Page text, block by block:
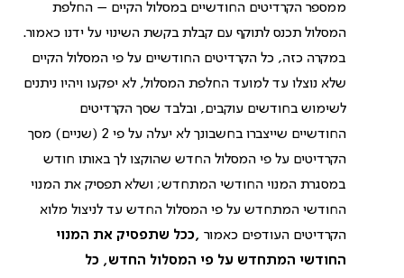
ממספר הקרדיטים החודשיים במסלול הקיים – החלפת
המסלול תכנס לתוקף עם קבלת בקשת השינוי על ידנו כאמור.
במקרה כזה, כל הקרדיטים החודשיים על פי המסלול הקיים
שלא נוצלו עד למועד החלפת המסלול, לא יפקעו ויהיו ניתנים
לשימוש בחודשים עוקבים, ובלבד שסך הקרדיטים
החודשיים שייצברו בחשבונך לא יעלה על פי 2 (שניים) מסך
הקרדיטים על פי המסלול החדש שהוקצו לך באותו חודש
במסגרת המנוי החודשי המתחדש; ושלא תפסיק את המנוי
החודשי המתחדש על פי המסלול החדש עד לניצול מלוא
הקרדיטים העודפים כאמור ,ככל שתפסיק את המנוי
החודשי המתחדש על פי המסלול החדש, כל